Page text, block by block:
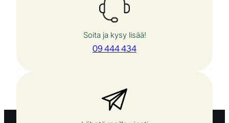
Soita ja kysy lisää!
09 444 434